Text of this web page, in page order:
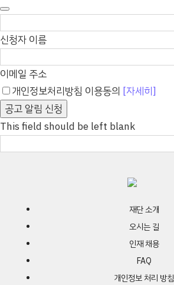
신청자 이름
이메일 주소
개인정보처리방침 이용동의 [자세히]
공고 알림 신청
This field should be left blank
재단 소개
오시는 길
인재 채용
FAQ
개인정보 처리 방침